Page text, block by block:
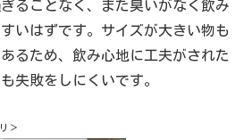
ることなく、また臭いがなく飲み
いはずです。サイズが大きい物も
るため、飲み心地に工夫がされた
失敗をしにくいです。
＞